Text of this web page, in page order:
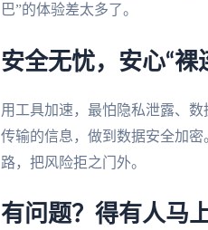
巴”的体验差太多了。
安全无忧，安心“裸
用工具加速，最怕隐私泄露、
传输的信息，做到数据安全加
路，把风险拒之门外。
有问题？得有人马